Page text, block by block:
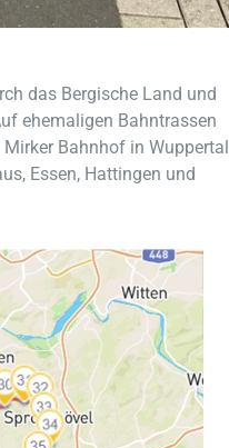
das Bergische Land und
ehemaligen Bahntrassen
Bahnhof in Wuppertal
Essen, Hattingen und